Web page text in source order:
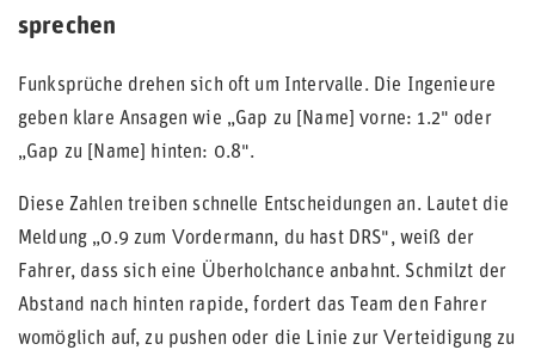
sprechen
Funksprüche drehen sich oft um Intervalle. Die Ingenieure
geben klare Ansagen wie „Gap zu [Name] vorne: 1.2" oder
„Gap zu [Name] hinten: 0.8".
Diese Zahlen treiben schnelle Entscheidungen an. Lautet die
Meldung „0.9 zum Vordermann, du hast DRS", weiß der
Fahrer, dass sich eine Überholchance anbahnt. Schmilzt der
Abstand nach hinten rapide, fordert das Team den Fahrer
womöglich auf, zu pushen oder die Linie zur Verteidigung zu